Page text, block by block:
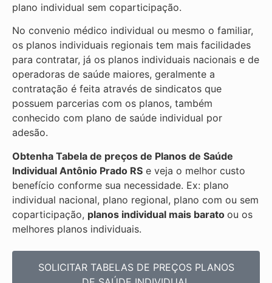
plano individual sem coparticipação.
No convenio médico individual ou mesmo o familiar,
os planos individuais regionais tem mais facilidades
para contratar, já os planos individuais nacionais e de
operadoras de saúde maiores, geralmente a
contratação é feita através de sindicatos que
possuem parcerias com os planos, também
conhecido com plano de saúde individual por
adesão.
Obtenha Tabela de preços de Planos de Saúde
Individual Antônio Prado RS e veja o melhor custo
benefício conforme sua necessidade. Ex: plano
individual nacional, plano regional, plano com ou sem
coparticipação, planos individual mais barato ou os
melhores planos individuais.
SOLICITAR TABELAS DE PREÇOS PLANOS